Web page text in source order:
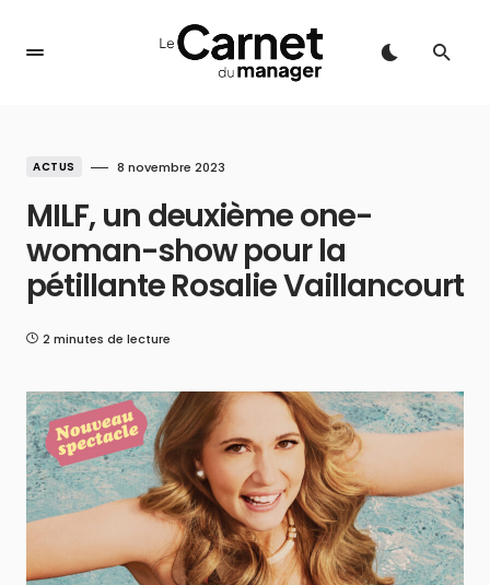
ACTUS 8 novembre 2023
MILF, un deuxième one-
woman-show pour la
pétillante Rosalie Vaillancourt
2 minutes de lecture